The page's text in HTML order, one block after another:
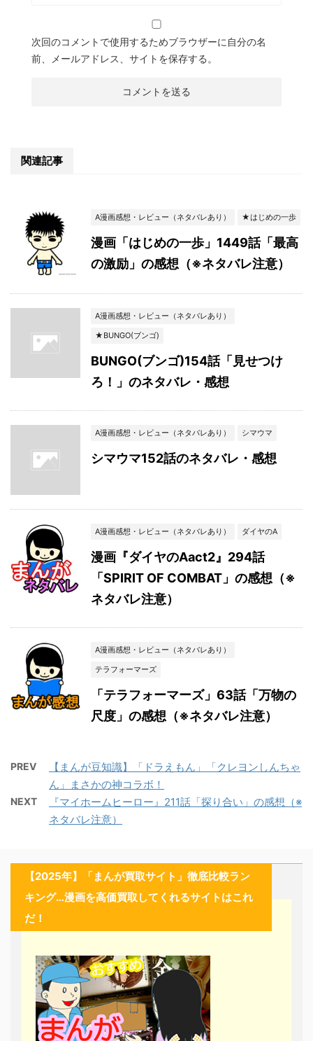
次回のコメントで使用するためブラウザーに自分の名
前、メールアドレス、サイトを保存する。
関連記事
A漫画感想・レビュー（ネタバレあり） ★はじめの一歩
漫画「はじめの一歩」1449話「最高
の激励」の感想（※ネタバレ注意）
A漫画感想・レビュー（ネタバレあり）
★BUNGO(ブンゴ)
BUNGO(ブンゴ)154話「見せつけ
ろ！」のネタバレ・感想
A漫画感想・レビュー（ネタバレあり） シマウマ
シマウマ152話のネタバレ・感想
A漫画感想・レビュー（ネタバレあり） ダイヤのA
漫画『ダイヤのAact2』294話
「SPIRIT OF COMBAT」の感想（※
ネタバレ注意）
A漫画感想・レビュー（ネタバレあり）
テラフォーマーズ
「テラフォーマーズ」63話「万物の
尺度」の感想（※ネタバレ注意）
PREV
【まんが豆知識】「ドラえもん」「クレヨンしんちゃ
ん」まさかの神コラボ！
NEXT
『マイホームヒーロー』211話「探り合い」の感想（※
ネタバレ注意）
【2025年】「まんが買取サイト」徹底比較ラン
キング…漫画を高価買取してくれるサイトはこれ
だ！